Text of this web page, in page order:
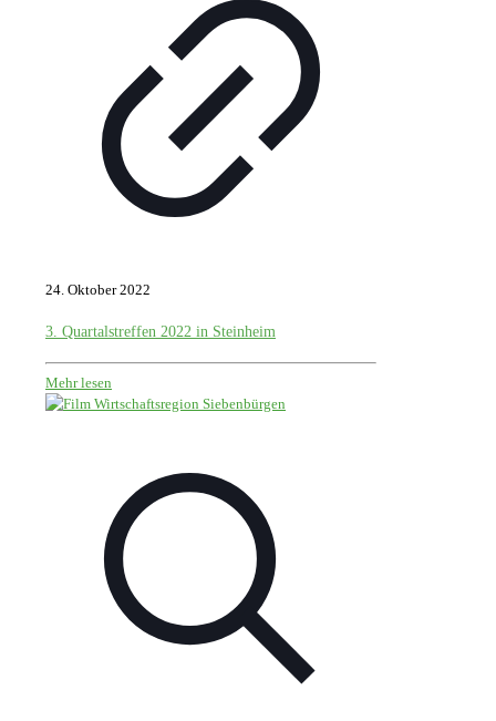
24. Oktober 2022
3. Quartalstreffen 2022 in Steinheim
Mehr lesen